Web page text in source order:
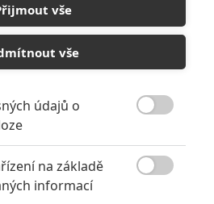
ČLÁNKY UŽIVATELEM
vše
vše
údajů o
na základě
informací